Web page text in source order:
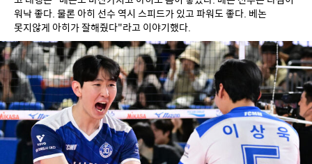
워낙 좋다. 물론 아히 선수 역시 스피드가 있고 파워도 좋다. 베논
못지않게 아히가 잘해줬다"라고 이야기했다.